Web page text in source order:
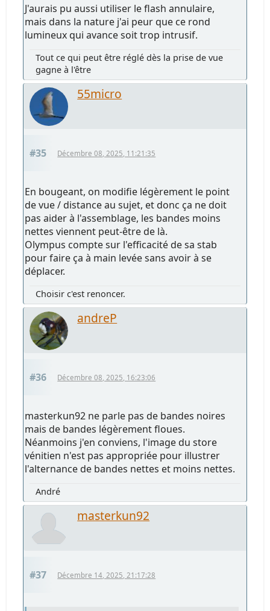
J'aurais pu aussi utiliser le flash annulaire,
mais dans la nature j'ai peur que ce rond
lumineux qui avance soit trop intrusif.
Tout ce qui peut être réglé dès la prise de vue
gagne à l'être
55micro
#35 Décembre 08, 2025, 11:21:35
En bougeant, on modifie légèrement le point
de vue / distance au sujet, et donc ça ne doit
pas aider à l'assemblage, les bandes moins
nettes viennent peut-être de là.
Olympus compte sur l'efficacité de sa stab
pour faire ça à main levée sans avoir à se
déplacer.
Choisir c'est renoncer.
andreP
#36 Décembre 08, 2025, 16:23:06
masterkun92 ne parle pas de bandes noires
mais de bandes légèrement floues.
Néanmoins j'en conviens, l'image du store
vénitien n'est pas appropriée pour illustrer
l'alternance de bandes nettes et moins nettes.
André
masterkun92
#37 Décembre 14, 2025, 21:17:28